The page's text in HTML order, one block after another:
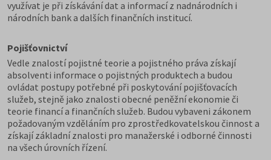
využívat je při získávání dat a informací z nadnárodních i
národních bank a dalších finančních institucí.
Pojišťovnictví
Vedle znalostí pojistné teorie a pojistného práva získají
absolventi informace o pojistných produktech a budou
ovládat postupy potřebné při poskytování pojišťovacích
služeb, stejně jako znalosti obecné peněžní ekonomie či
teorie financí a finančních služeb. Budou vybaveni zákonem
požadovaným vzděláním pro zprostředkovatelskou činnost a
získají základní znalosti pro manažerské i odborné činnosti
na všech úrovních řízení.